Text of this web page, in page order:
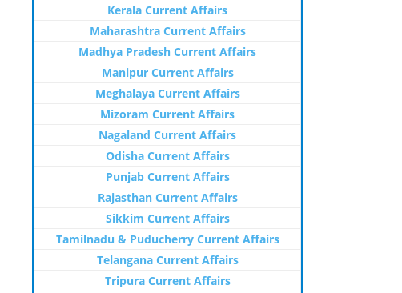
Kerala Current Affairs
Maharashtra Current Affairs
Madhya Pradesh Current Affairs
Manipur Current Affairs
Meghalaya Current Affairs
Mizoram Current Affairs
Nagaland Current Affairs
Odisha Current Affairs
Punjab Current Affairs
Rajasthan Current Affairs
Sikkim Current Affairs
Tamilnadu & Puducherry Current Affairs
Telangana Current Affairs
Tripura Current Affairs